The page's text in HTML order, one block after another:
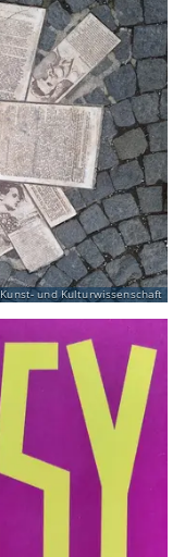
und Kulturwissenschaft